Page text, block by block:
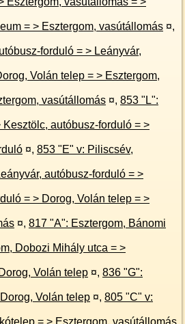
Esztergom, Duna Múzeum = > Esztergom, vasútállomás ¤,
forduló = > Leányvár,
= > Esztergom, vasútállomás ¤, 853 "L":
¤, 853 "E" v: Piliscsév,
telep = >
¤, 817 "A": Esztergom, Bánomi
Annavölgy, Fő tér = > Dorog, Volán telep ¤, 836 "G":
Annavölgy, óvoda = > Dorog, Volán telep ¤, 805 "C" v:
vasútállomás